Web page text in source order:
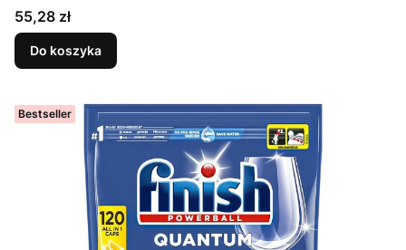
Cena
55,28 zł
Do koszyka
Bestseller